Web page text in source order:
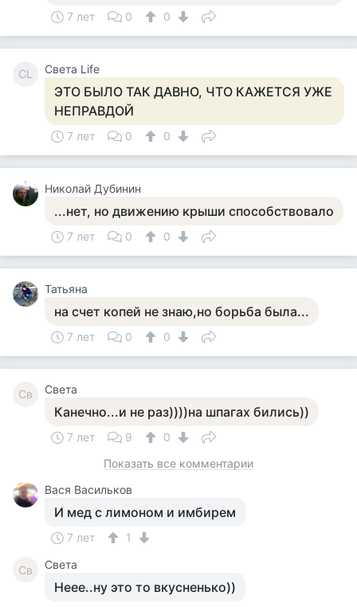
7 лет 0 0
СL Света Life
ЭТО БЫЛО ТАК ДАВНО, ЧТО КАЖЕТСЯ УЖЕ
НЕПРАВДОЙ
7 лет 0 0
Николай Дубинин
...нет, но движению крыши способствовало
7 лет 0 0
Татьяна
на счет копей не знаю,но борьба была...
7 лет 0 0
Св Света
Канечно...и не раз))))на шпагах бились))
7 лет 9
0
Показать все комментарии
Вася Васильков
И мед с лимоном и имбирем
7 лет 1
Св Света
Неее..ну это то вкусненько))